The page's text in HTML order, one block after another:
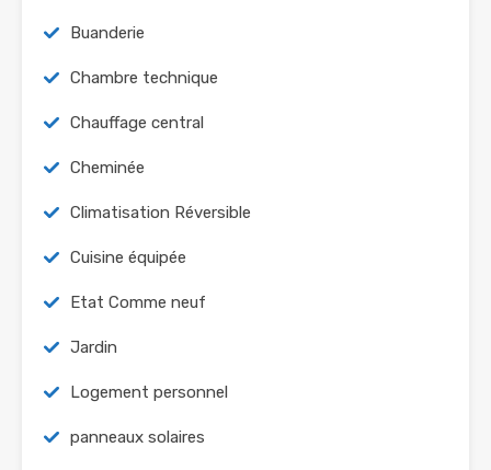
Buanderie
Chambre technique
Chauffage central
Cheminée
Climatisation Réversible
Cuisine équipée
Etat Comme neuf
Jardin
Logement personnel
panneaux solaires